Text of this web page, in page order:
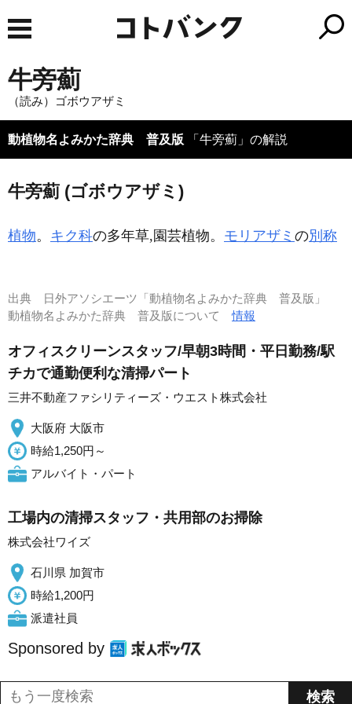
牛旁薊
（読み）ゴボウアザミ
動植物名よみかた辞典 普及版 「牛旁薊」の解説
牛旁薊 (ゴボウアザミ)
植物。 キク科の多年草,園芸植物。 モリアザミ の別称
出典
日外アソシエーツ「動植物名よみかた辞典 普及版」
動植物名よみかた辞典 普及版について情報
オフィスクリーンスタッフ/早朝3時間・平日勤務/駅
チカで通勤便利な清掃パート
三井不動産ファシリティーズ・ウエスト株式会社
大阪府 大阪市
時給1,250円～
アルバイト・パート
工場内の清掃スタッフ・共用部のお掃除
株式会社ワイズ
石川県 加賀市
時給1,200円
派遣社員
Sponsored by